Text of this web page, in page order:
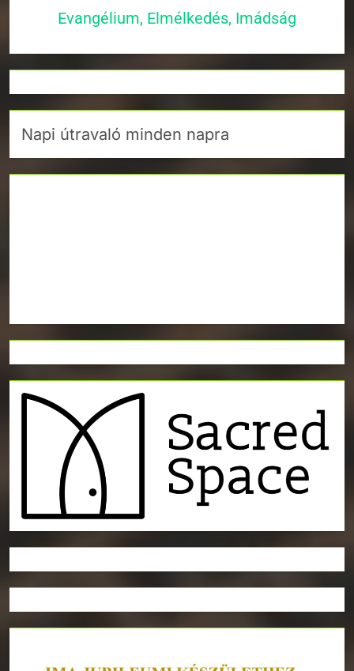
Evangélium, Elmélkedés, Imádság
Napi útravaló minden napra